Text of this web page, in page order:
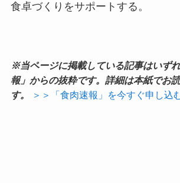
食卓づくりをサポートする。
※当ページに掲載している記事はいず
報」からの抜粋です。詳細は本紙でお
す。
＞＞「食肉速報」を今すぐ申し込